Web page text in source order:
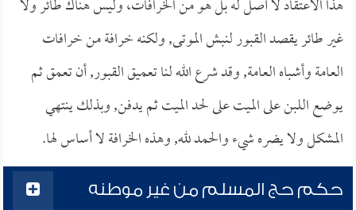
هذا الاعتقاد لا أصل له بل هو من الخرافات، وليس هناك طائر ولا
غير طائر يقصد القبور لنبش الموتى, ولكنه خرافة من خرافات
العامة وأشباه العامة, وقد شرع الله لنا تعميق القبور, أن تعمق ثم
يوضع اللبن على الميت على لحد الميت ثم يدفن, وبذلك ينتهي
المشكل ولا يضره شيء والحمد لله, وهذه الخرافة لا أساس لها.
حكم حج المسلم من غير موطنه